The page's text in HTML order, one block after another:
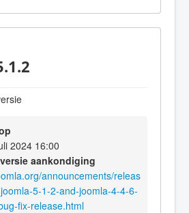
2024 16:00
aankondiging
announcements/releas
5-1-2-and-joomla-4-4-6-
fix-release.html